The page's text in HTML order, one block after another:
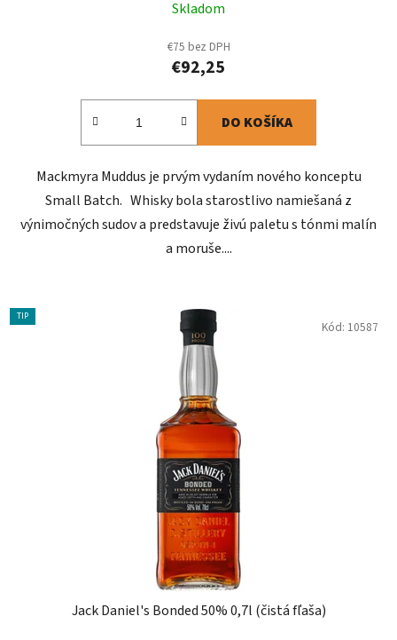
Skladom
€75 bez DPH
€92,25
DO KOŠÍKA
Mackmyra Muddus je prvým vydaním nového konceptu
Small Batch. Whisky bola starostlivo namiešaná z
výnimočných sudov a predstavuje živú paletu s tónmi malín
a moruše....
TIP
Jack Daniel's Bonded 50% 0,7l (čistá fľaša)
Kód: 10587